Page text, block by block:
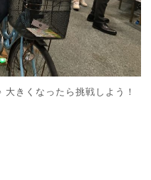
きくなったら挑戦しよう！